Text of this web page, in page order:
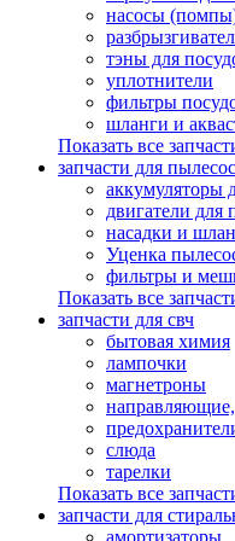
насосы
тэны для
уплотнители
фильтры
шланги и
Показать все
запчасти для
аккумуляторы
двигатели для
насадки и
Уценка
фильтры и
Показать все
запчасти для свч
бытовая химия
лампочки
магнетроны
слюда
тарелки
Показать все
запчасти для
амортизаторы